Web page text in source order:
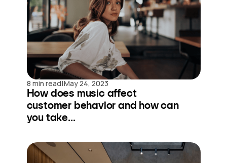
8 min read|May 24, 2023
How does music affect
customer behavior and how can
you take...